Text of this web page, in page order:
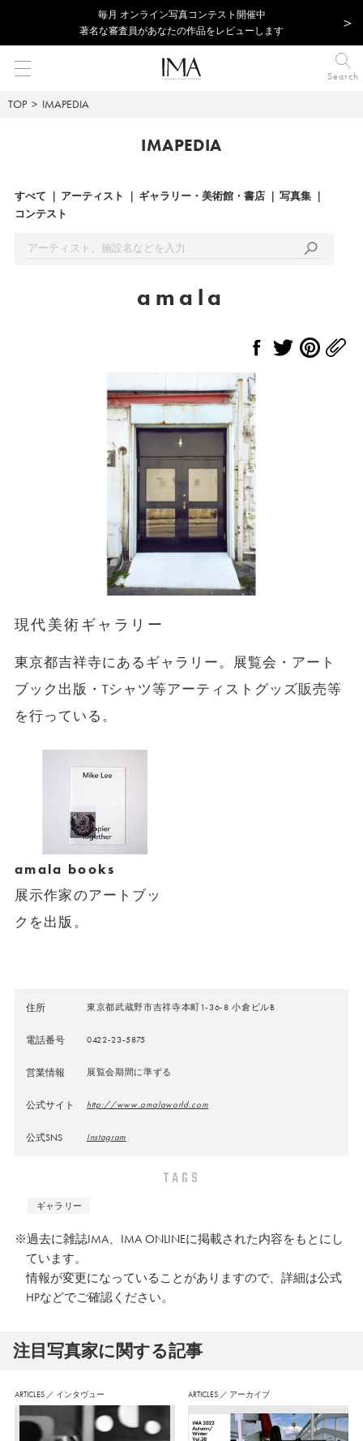
毎⽉ オンライン写真コンテスト開催中
著名な審査員があなたの作品をレビューします
Search
TOP IMAPEDIA
IMAPEDIA
すべて アーティスト ギャラリー・美術館・書店
写真集
コンテスト
amala
現代美術ギャラリー
東京都吉祥寺にあるギャラリー。展覧会・アート
ブック出版・Tシャツ等アーティストグッズ販売等
を行っている。
amala books
展示作家のアートブッ
クを出版。
住所 東京都武蔵野市吉祥寺本町1-36-8 小倉ビルB
電話番号 0422-23-5875
営業情報 展覧会期間に準ずる
公式サイト http://www.amalaworld.com
公式SNS Instagram
TAGS
ギャラリー
※過去に雑誌IMA、IMA ONLINEに掲載された内容をもとにし
ています。
情報が変更になっていることがありますので、詳細は公式
HPなどでご確認ください。
注⽬写真家に関する記事
ARTICLES ／ インタヴュー ARTICLES ／ アーカイブ